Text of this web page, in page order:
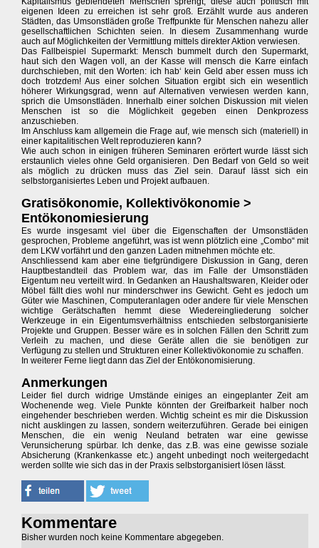
eigenen Ideen zu erreichen ist sehr groß. Erzählt wurde aus anderen
Städten, das Umsonstläden große Treffpunkte für Menschen nahezu aller
gesellschaftlichen Schichten seien. In diesem Zusammenhang wurde
auch auf Möglichkeiten der Vermittlung mittels direkter Aktion verwiesen.
Das Fallbeispiel Supermarkt: Mensch bummelt durch den Supermarkt,
haut sich den Wagen voll, an der Kasse will mensch die Karre einfach
durchschieben, mit den Worten: ich hab‘ kein Geld aber essen muss ich
doch trotzdem! Aus einer solchen Situation ergibt sich ein wesentlich
höherer Wirkungsgrad, wenn auf Alternativen verwiesen werden kann,
sprich die Umsonstläden. Innerhalb einer solchen Diskussion mit vielen
Menschen ist so die Möglichkeit gegeben einen Denkprozess
anzuschieben.
Im Anschluss kam allgemein die Frage auf, wie mensch sich (materiell) in
einer kapitalitischen Welt reproduzieren kann?
Wie auch schon in einigen früheren Seminaren erörtert wurde lässt sich
erstaunlich vieles ohne Geld organisieren. Den Bedarf von Geld so weit
als möglich zu drücken muss das Ziel sein. Darauf lässt sich ein
selbstorganisiertes Leben und Projekt aufbauen.
Gratisökonomie, Kollektivökonomie >
Entökonomiesierung
Es wurde insgesamt viel über die Eigenschaften der Umsonstläden
gesprochen, Probleme angeführt, was ist wenn plötzlich eine „Combo“ mit
dem LKW vorfährt und den ganzen Laden mitnehmen möchte etc.
Anschliessend kam aber eine tiefgründigere Diskussion in Gang, deren
Hauptbestandteil das Problem war, das im Falle der Umsonstläden
Eigentum neu verteilt wird. In Gedanken an Haushaltswaren, Kleider oder
Möbel fällt dies wohl nur minderschwer ins Gewicht. Geht es jedoch um
Güter wie Maschinen, Computeranlagen oder andere für viele Menschen
wichtige Gerätschaften hemmt diese Wiedereingliederung solcher
Werkzeuge in ein Eigentumsverhältniss entschieden selbstorganisierte
Projekte und Gruppen. Besser wäre es in solchen Fällen den Schritt zum
Verleih zu machen, und diese Geräte allen die sie benötigen zur
Verfügung zu stellen und Strukturen einer Kollektivökonomie zu schaffen.
In weiterer Ferne liegt dann das Ziel der Entökonomisierung.
Anmerkungen
Leider fiel durch widrige Umstände einiges an eingeplanter Zeit am
Wochenende weg. Viele Punkte könnten der Greifbarkeit halber noch
eingehender beschrieben werden. Wichtig scheint es mir die Diskussion
nicht ausklingen zu lassen, sondern weiterzuführen. Gerade bei einigen
Menschen, die ein wenig Neuland betraten war eine gewisse
Verunsicherung spürbar. Ich denke, das z.B. was eine gewisse soziale
Absicherung (Krankenkasse etc.) angeht unbedingt noch weitergedacht
werden sollte wie sich das in der Praxis selbstorganisiert lösen lässt.
Kommentare
Bisher wurden noch keine Kommentare abgegeben.